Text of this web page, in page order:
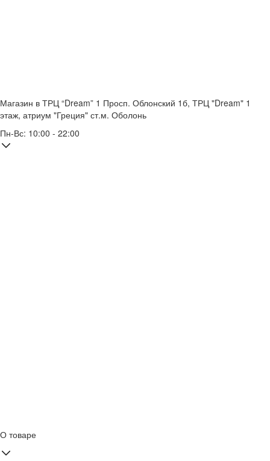
Магазин в ТРЦ “Dream” 1 Просп. Облонский 1б, ТРЦ "Dream" 1
этаж, атриум "Греция" ст.м. Оболонь
Пн-Вс: 10:00 - 22:00
О товаре